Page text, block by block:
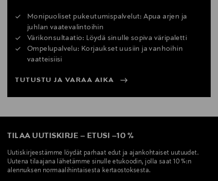
Monipuoliset pukeutumispalvelut: Apua arjen ja
juhlan vaatevalintoihin
Värikonsultaatio: Löydä sinulle sopiva väripaletti
Ompelupalvelu: Korjaukset uusiin ja vanhoihin
vaatteisiisi
TUTUSTU JA VARAA AIKA
TILAA UUTISKIRJE – ETUSI –10 %
Uutiskirjeestämme löydät parhaat edut ja ajankohtaiset uutuudet.
Uutena tilaajana lähetämme sinulle etukoodin, jolla saat 10 %:n
alennuksen normaalihintaisesta kertaostoksesta.